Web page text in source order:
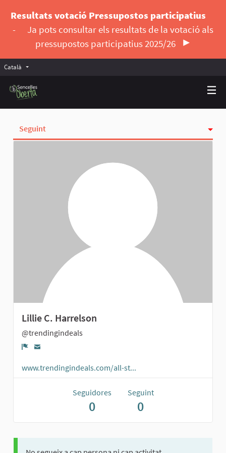
Resultats votació Pressupostos participatius
-
Ja pots consultar els resultats de la votació als
pressupostos participatius 2025/26
Català Triar la llengua
Seguint
Lillie C. Harrelson
@trendingindeals
www.trendingindeals.com/all-st...
Seguidores
0
Seguint
0